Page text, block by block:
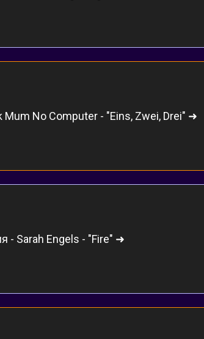
Mum No Computer - "Eins, Zwei, Drei" ➜
- Sarah Engels - "Fire" ➜